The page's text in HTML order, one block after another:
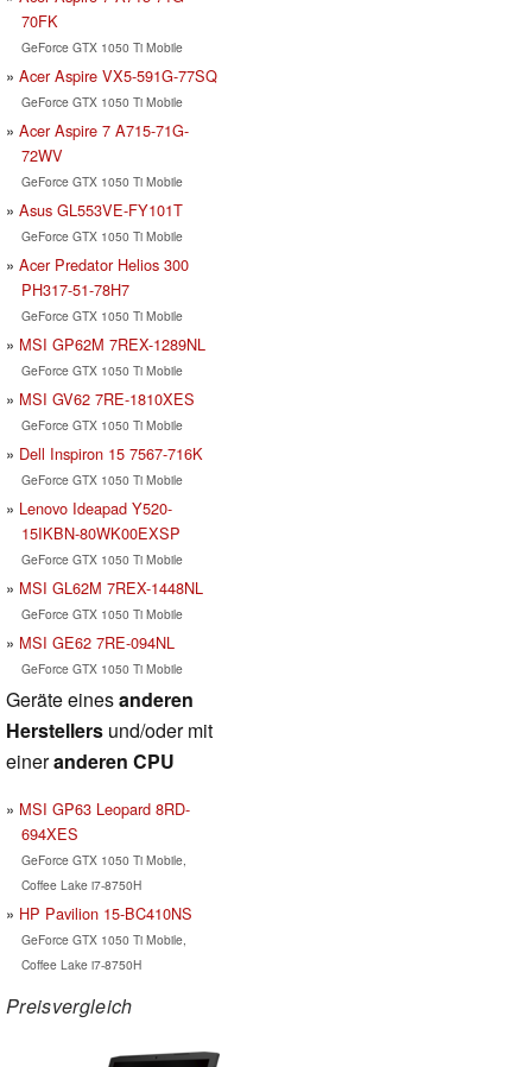
70FK
GeForce GTX 1050 Ti Mobile
Acer Aspire VX5-591G-77SQ
GeForce GTX 1050 Ti Mobile
Acer Aspire 7 A715-71G-
72WV
GeForce GTX 1050 Ti Mobile
Asus GL553VE-FY101T
GeForce GTX 1050 Ti Mobile
Acer Predator Helios 300
PH317-51-78H7
GeForce GTX 1050 Ti Mobile
MSI GP62M 7REX-1289NL
GeForce GTX 1050 Ti Mobile
MSI GV62 7RE-1810XES
GeForce GTX 1050 Ti Mobile
Dell Inspiron 15 7567-716K
GeForce GTX 1050 Ti Mobile
Lenovo Ideapad Y520-
15IKBN-80WK00EXSP
GeForce GTX 1050 Ti Mobile
MSI GL62M 7REX-1448NL
GeForce GTX 1050 Ti Mobile
MSI GE62 7RE-094NL
GeForce GTX 1050 Ti Mobile
Geräte einesanderen
Herstellers und/oder mit
eineranderen CPU
MSI GP63 Leopard 8RD-
694XES
GeForce GTX 1050 Ti Mobile,
Coffee Lake i7-8750H
HP Pavilion 15-BC410NS
GeForce GTX 1050 Ti Mobile,
Coffee Lake i7-8750H
Preisvergleich